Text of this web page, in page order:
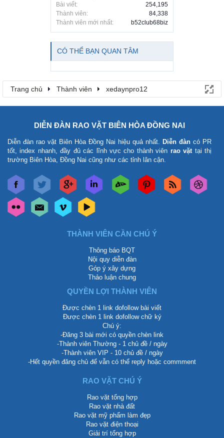
Bài viết:
254,195
Thành viên:
84,338
Thành viên mới nhất:
b52club68biz
CÓ THỂ BẠN QUAN TÂM
Trang chủ Thành viên xedaynpro12
DIỄN ĐÀN RAO VẶT BIÊN HÒA ĐỒNG NAI
Diễn đàn rao vặt Biên Hòa Đồng Nai hiệu quả nhất. Diễn đàn có PR
tốt, index nhanh, đầy đủ các lĩnh vực cho thành viên rao vặttại thị
trường Biên Hòa, Đồng Nai cũng như các tỉnh lân cận.
THÀNH VIÊN CẦN CHÚ Ý
Thông báo BQT
Nội quy diễn đàn
Góp ý xây dựng
Thảo luận chung
QUYỀN LỢI THÀNH VIÊN
Được chèn 1 link dofollow bài viết
Được chèn 1 link dofollow chữ ký
Chú ý:
-Đăng 3 bài mới có quyền chèn link
-Thành viên Thường - 1 chủ đề / ngày
-Thành viên VIP - 10 chủ đề / ngày
-Hết quyền đăng chủ để vẫn có thể reply hoặc commment
RAO VẶT CHÚ Ý
Rao vặt tổng hợp
Rao vặt nhà đất
Rao vặt mỹ phẩm làm đẹp
Rao vặt điện thoại
Giải trí tổng hợp